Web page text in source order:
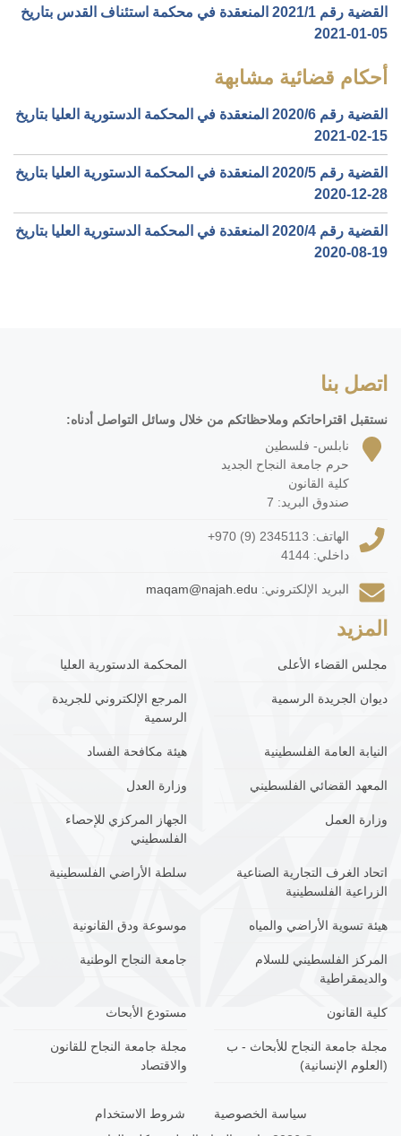
القضية رقم ‎1‏/‎2021‏ المنعقدة في محكمة استئناف القدس بتاريخ
‎2021-01-05‏
أحكام قضائية مشابهة
القضية رقم ‎6‏/‎2020‏ المنعقدة في المحكمة الدستورية العليا بتاريخ
‎2021-02-15‏
القضية رقم ‎5‏/‎2020‏ المنعقدة في المحكمة الدستورية العليا بتاريخ
‎2020-12-28‏
القضية رقم ‎4‏/‎2020‏ المنعقدة في المحكمة الدستورية العليا بتاريخ
‎2020-08-19‏
اتصل بنا
نستقبل اقتراحاتكم وملاحظاتكم من خلال وسائل التواصل أدناه:
نابلس- فلسطين
حرم جامعة النجاح الجديد
كلية القانون
صندوق البريد: 7
الهاتف: +970 (9) 2345113
داخلي: 4144
البريد الإلكتروني: maqam@najah.edu
المزيد
مجلس القضاء الأعلى المحكمة الدستورية العليا
ديوان الجريدة الرسمية
المرجع الإلكتروني للجريدة
الرسمية
النيابة العامة الفلسطينية هيئة مكافحة الفساد
المعهد القضائي الفلسطيني وزارة العدل
وزارة العمل
الجهاز المركزي للإحصاء
الفلسطيني
اتحاد الغرف التجارية الصناعية
الزراعية الفلسطينية
سلطة الأراضي الفلسطينية
هيئة تسوية الأراضي والمياه موسوعة ودق القانونية
المركز الفلسطيني للسلام
والديمقراطية
جامعة النجاح الوطنية
كلية القانون مستودع الأبحاث
مجلة جامعة النجاح للأبحاث - ب
(العلوم الإنسانية)
مجلة جامعة النجاح للقانون
والاقتصاد
سياسة الخصوصية
شروط الاستخدام